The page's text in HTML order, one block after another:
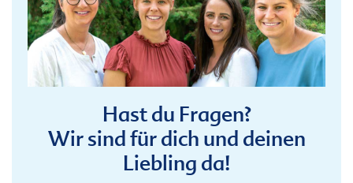
Hast du Fragen?
Wir sind für dich und deinen
Liebling da!